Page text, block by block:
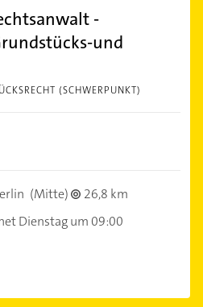
-
und
(SCHWERPUNKT)
(Mitte)
26,8 km
Dienstag um 09:00